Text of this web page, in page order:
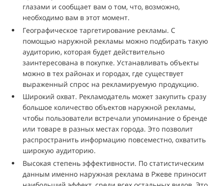
глазами и сообщает вам о том, что, возможно,
необходимо вам в этот момент.
Географическое таргетирование рекламы. С
помощью наружной рекламы можно подбирать такую
аудиторию, которая будет действительно
заинтересована в покупке. Устанавливать объекты
можно в тех районах и городах, где существует
выраженный спрос на рекламируемую продукцию.
Широкий охват. Рекламодатель может закупить сразу
большое количество объектов наружной рекламы,
чтобы пользователи встречали упоминание о бренде
или товаре в разных местах города. Это позволит
распространить информацию повсеместно, охватить
широкую аудиторию.
Высокая степень эффективности. По статистическим
данным именно наружная реклама в Ржеве приносит